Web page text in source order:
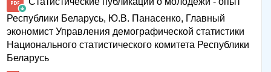
Республики Беларусь, Ю.В. Панасенко, Главный
экономист Управления демографической статистики
Национального статистического комитета Республики
Беларусь